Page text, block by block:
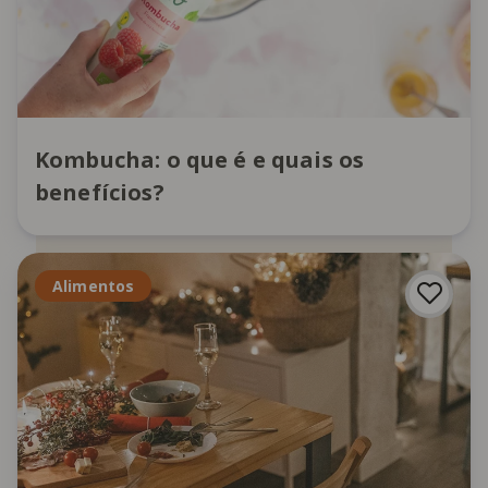
Kombucha: o que é e quais os
benefícios?
Alimentos